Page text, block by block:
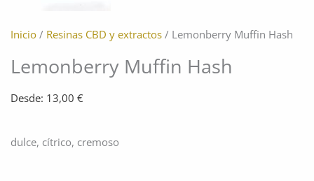
Inicio/ Resinas CBD y extractos/ Lemonberry Muffin Hash
Lemonberry Muffin Hash
Desde: 13,00 €
dulce, cítrico, cremoso